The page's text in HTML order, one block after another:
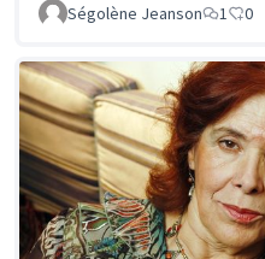
Ségolène Jeanson 1 0